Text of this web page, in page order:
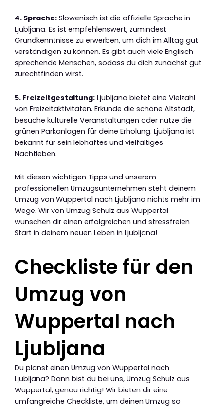
4. Sprache: Slowenisch ist die offizielle Sprache in
Ljubljana. Es ist empfehlenswert, zumindest
Grundkenntnisse zu erwerben, um dich im Alltag gut
verständigen zu können. Es gibt auch viele Englisch
sprechende Menschen, sodass du dich zunächst gut
zurechtfinden wirst.
5. Freizeitgestaltung: Ljubljana bietet eine Vielzahl
von Freizeitaktivitäten. Erkunde die schöne Altstadt,
besuche kulturelle Veranstaltungen oder nutze die
grünen Parkanlagen für deine Erholung. Ljubljana ist
bekannt für sein lebhaftes und vielfältiges
Nachtleben.
Mit diesen wichtigen Tipps und unserem
professionellen Umzugsunternehmen steht deinem
Umzug von Wuppertal nach Ljubljana nichts mehr im
Wege. Wir von Umzug Schulz aus Wuppertal
wünschen dir einen erfolgreichen und stressfreien
Start in deinem neuen Leben in Ljubljana!
Checkliste für den
Umzug von
Wuppertal nach
Ljubljana
Du planst einen Umzug von Wuppertal nach
Ljubljana? Dann bist du bei uns, Umzug Schulz aus
Wuppertal, genau richtig! Wir bieten dir eine
umfangreiche Checkliste, um deinen Umzug so